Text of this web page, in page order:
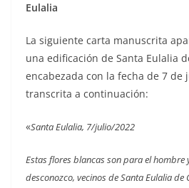
Eulalia
La siguiente carta manuscrita
una edificación de Santa Eulalia
encabezada con la fecha de 7 de
transcrita a continuación:
«Santa Eulalia, 7/julio/2022
Estas flores blancas son para el hombre
desconozco, vecinos de Santa Eulalia de